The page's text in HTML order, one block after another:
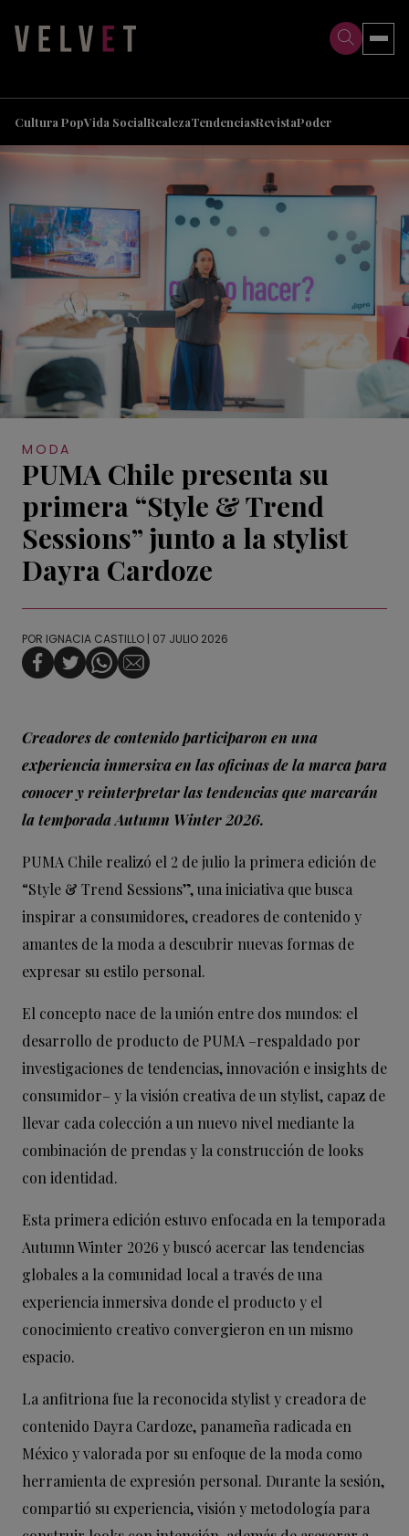
Cultura PopVida SocialRealezaTendenciasRevistaPoder
MODA
PUMA Chile presenta su
primera “Style & Trend
Sessions” junto a la stylist
Dayra Cardoze
POR IGNACIA CASTILLO | 07 JULIO 2026
Creadores de contenido participaron en una
experiencia inmersiva en las oficinas de la marca para
conocer y reinterpretar las tendencias que marcarán
la temporada Autumn Winter 2026.
PUMA Chile realizó el 2 de julio la primera edición de
“Style & Trend Sessions”, una iniciativa que busca
inspirar a consumidores, creadores de contenido y
amantes de la moda a descubrir nuevas formas de
expresar su estilo personal.
El concepto nace de la unión entre dos mundos: el
desarrollo de producto de PUMA –respaldado por
investigaciones de tendencias, innovación e insights de
consumidor– y la visión creativa de un stylist, capaz de
llevar cada colección a un nuevo nivel mediante la
combinación de prendas y la construcción de looks
con identidad.
Esta primera edición estuvo enfocada en la temporada
Autumn Winter 2026 y buscó acercar las tendencias
globales a la comunidad local a través de una
experiencia inmersiva donde el producto y el
conocimiento creativo convergieron en un mismo
espacio.
La anfitriona fue la reconocida stylist y creadora de
contenido Dayra Cardoze, panameña radicada en
México y valorada por su enfoque de la moda como
herramienta de expresión personal. Durante la sesión,
compartió su experiencia, visión y metodología para